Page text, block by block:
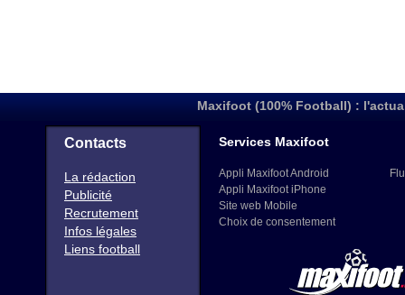
Maxifoot (100% Football) :
Contacts
La rédaction
Publicité
Recrutement
Infos légales
Liens football
Services Maxifoot
Appli Maxifoot Android
Appli Maxifoot iPhone
Site web Mobile
Choix de consentement